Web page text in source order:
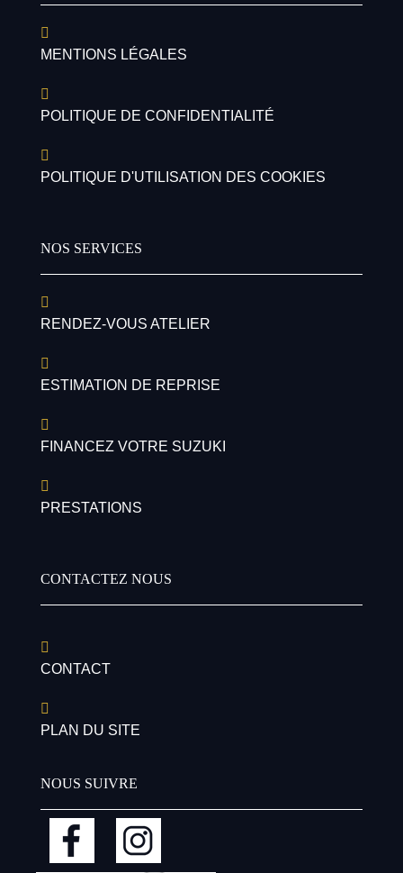
MENTIONS LÉGALES
POLITIQUE DE CONFIDENTIALITÉ
POLITIQUE D'UTILISATION DES COOKIES
NOS SERVICES
RENDEZ-VOUS ATELIER
ESTIMATION DE REPRISE
FINANCEZ VOTRE SUZUKI
PRESTATIONS
CONTACTEZ NOUS
CONTACT
PLAN DU SITE
NOUS SUIVRE